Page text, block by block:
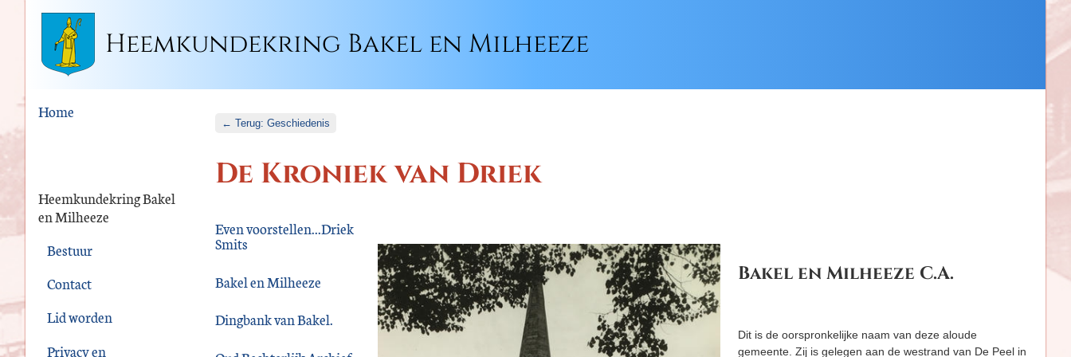
Heemkundekring Bakel en Milheeze
Home
Heemkundekring Bakel
en Milheeze
Bestuur
Contact
Lid worden
Privacy en
← Terug: Geschiedenis
De Kroniek van Driek
Even voorstellen...Driek
Smits
Bakel en Milheeze
Dingbank van Bakel.
Bakel en Milheeze C.A.
Dit is de oorspronkelijke naam van deze aloude
gemeente. Zij is gelegen aan de westrand van De Peel in